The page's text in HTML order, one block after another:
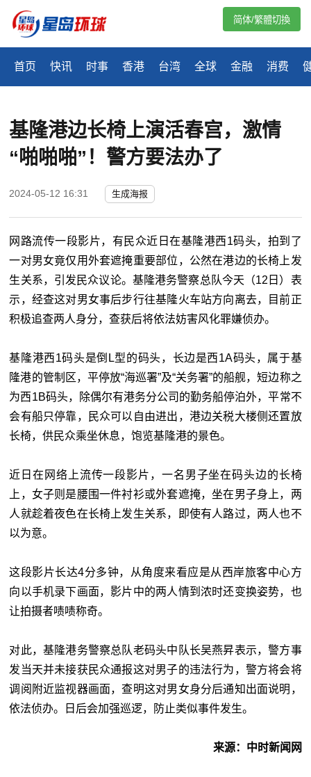
首页 快讯 时事 香港 台湾 全球 金融 消费
简体/繁體切換
基隆港边长椅上演活春宫，激情
“啪啪啪”！警方要法办了
2024-05-12 16:31 生成海报
网路流传一段影片，有民众近日在基隆港西1码头，拍到了
一对男女竟仅用外套遮掩重要部位，公然在港边的长椅上发
生关系，引发民众议论。基隆港务警察总队今天（12日）表
示，经查这对男女事后步行往基隆火车站方向离去，目前正
积极追查两人身分，查获后将依法妨害风化罪嫌侦办。
基隆港西1码头是倒L型的码头，长边是西1A码头，属于基
隆港的管制区，平停放“海巡署”及“关务署”的船舰，短边称之
为西1B码头，除偶尔有港务分公司的勤务船停泊外，平常不
会有船只停靠，民众可以自由进出，港边关税大楼侧还置放
长椅，供民众乘坐休息，饱览基隆港的景色。
近日在网络上流传一段影片，一名男子坐在码头边的长椅
上，女子则是腰围一件衬衫或外套遮掩，坐在男子身上，两
人就趁着夜色在长椅上发生关系，即使有人路过，两人也不
以为意。
这段影片长达4分多钟，从角度来看应是从西岸旅客中心方
向以手机录下画面，影片中的两人情到浓时还变换姿势，也
让拍摄者啧啧称奇。
对此，基隆港务警察总队老码头中队长吴燕昇表示，警方事
发当天并未接获民众通报这对男子的违法行为，警方将会将
调阅附近监视器画面，查明这对男女身分后通知出面说明，
依法侦办。日后会加强巡逻，防止类似事件发生。
来源：中时新闻网